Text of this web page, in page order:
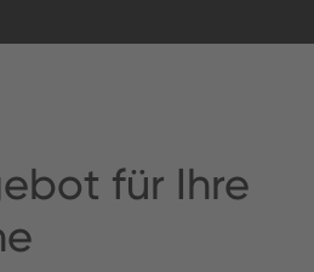
für Ihre